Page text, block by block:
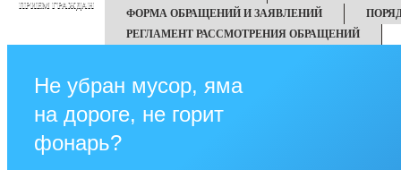
ПРИЕМ ГРАЖДАН
ФОРМА ОБРАЩЕНИЙ И ЗАЯВЛЕНИЙ
РЕГЛАМЕНТ РАССМОТРЕНИЯ ОБРАЩЕНИЙ
Не убран мусор, яма
на дороге, не горит
фонарь?